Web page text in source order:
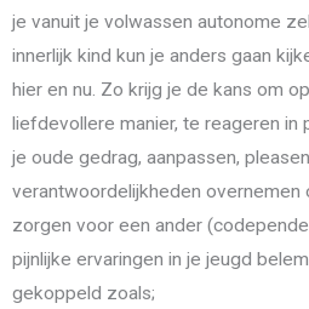
je vanuit je volwassen autonome
innerlijk kind kun je anders gaan
hier en nu. Zo krijg je de kans om
liefdevollere manier, te reageren in
je oude gedrag, aanpassen,
verantwoordelijkheden
zorgen voor een ander
pijnlijke ervaringen in je jeugd
gekoppeld zoals;